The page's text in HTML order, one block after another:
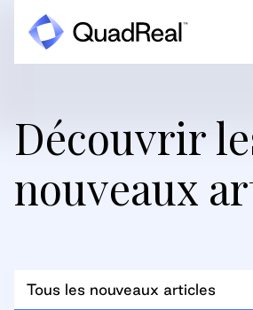
Découvrir
nouveaux
Tous les nouveaux articles